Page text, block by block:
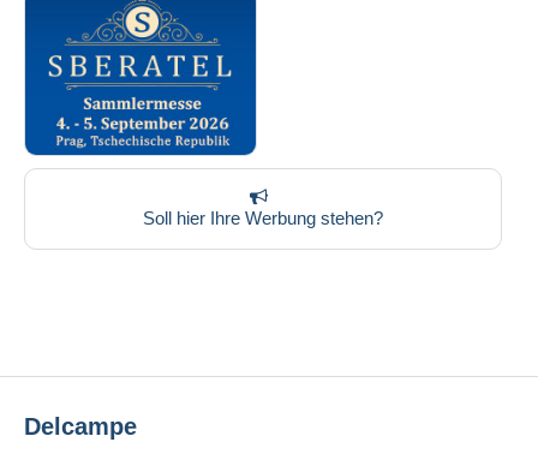
Soll hier Ihre Werbung stehen?
Delcampe